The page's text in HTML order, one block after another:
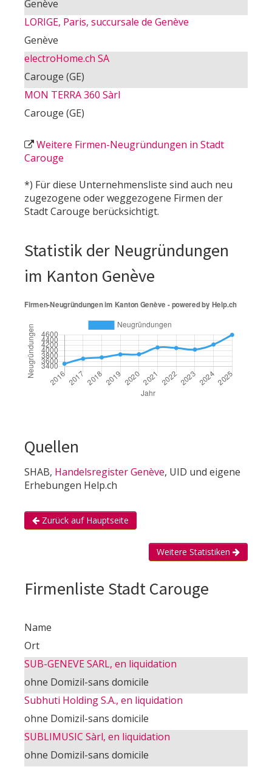
Genève
LORIGE, Paris, succursale de Genève
Genève
electroHome.ch SA
Carouge (GE)
MON TERRA 360 Sàrl
Carouge (GE)
Weitere Firmen-Neugründungen in Stadt
Carouge
*) Für diese Unternehmensliste sind auch neu
zugezogene oder weggezogene Firmen der
Stadt Carouge berücksichtigt.
Statistik der Neugründungen
im Kanton Genève
Quellen
SHAB, Handelsregister Genève, UID und eigene
Erhebungen Help.ch
Zurück auf Hauptseite
Weitere Statistiken
Firmenliste Stadt Carouge
Name
Ort
SUB-GENEVE SARL, en liquidation
ohne Domizil-sans domicile
Subhuti Holding S.A., en liquidation
ohne Domizil-sans domicile
SUBLIMUSIC Sàrl, en liquidation
ohne Domizil-sans domicile